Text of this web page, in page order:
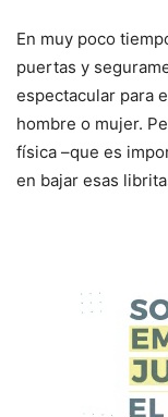
En muy poco
puertas y
espectacular para
hombre o mujer.
física –que es
en bajar esas